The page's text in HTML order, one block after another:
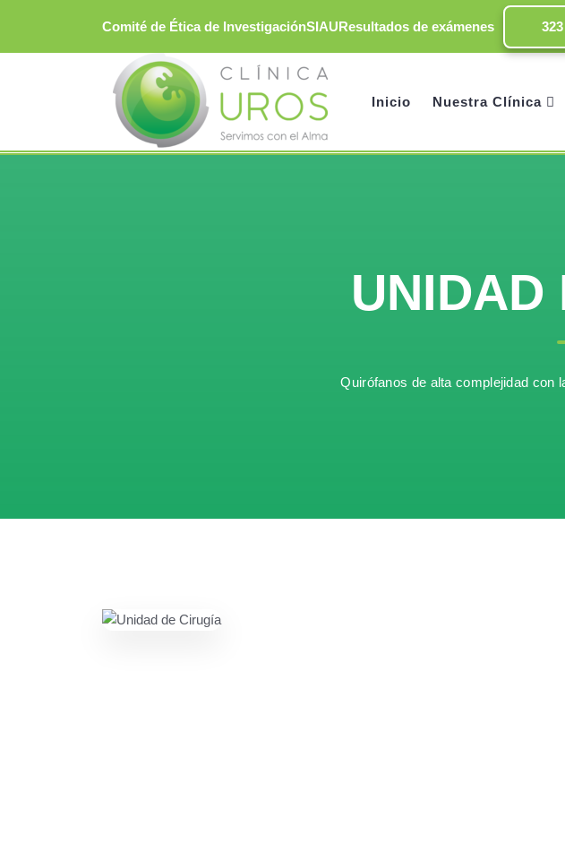
contenido
Comité de Ética de InvestigaciónSIAUResultados de exámenes
Inicio Nuestra Clínica
UNIDAD
Quirófanos de alta complejidad con